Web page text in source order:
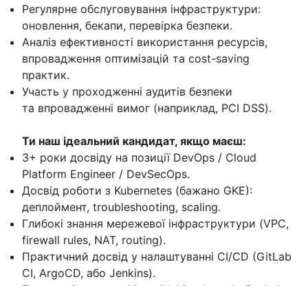
Регулярне обслуговування інфраструктури:
оновлення, бекапи, перевірка безпеки.
Аналіз ефективності використання ресурсів,
впровадження оптимізацій та cost-saving
практик.
Участь у проходженні аудитів безпеки
та впровадженні вимог (наприклад, PCI DSS).
Ти наш ідеальний кандидат, якщо маєш:
3+ роки досвіду на позиції DevOps / Cloud
Platform Engineer / DevSecOps.
Досвід роботи з Kubernetes (бажано GKE):
деплоймент, troubleshooting, scaling.
Глибокі знання мережевої інфраструктури (VPC,
firewall rules, NAT, routing).
Практичний досвід у налаштуванні CI/CD (GitLab
CI, ArgoCD, або Jenkins).